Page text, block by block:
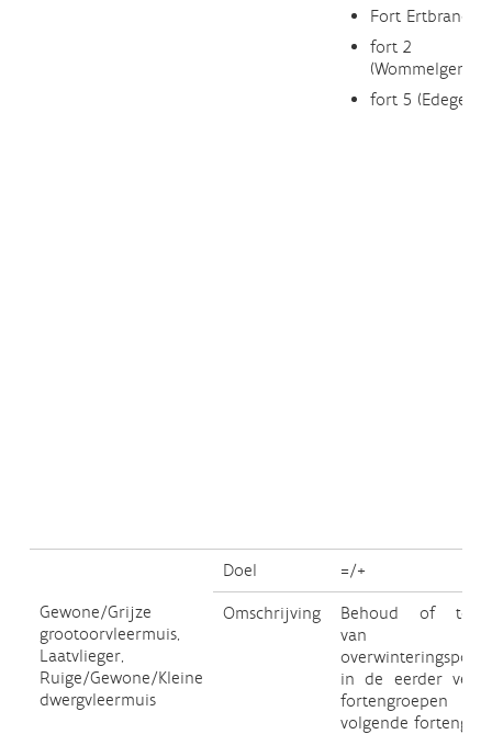
Fort Ertbrand
fort 2
(Wommelgem)
fort 5 (Edegem)
Doel
=/+
Gewone/Grijze
grootoorvleermuis,
Laatvlieger,
Ruige/Gewone/Kleine
dwergvleermuis
Omschrijving
Behoud of
van
in de eerder
fortengroepen
volgende